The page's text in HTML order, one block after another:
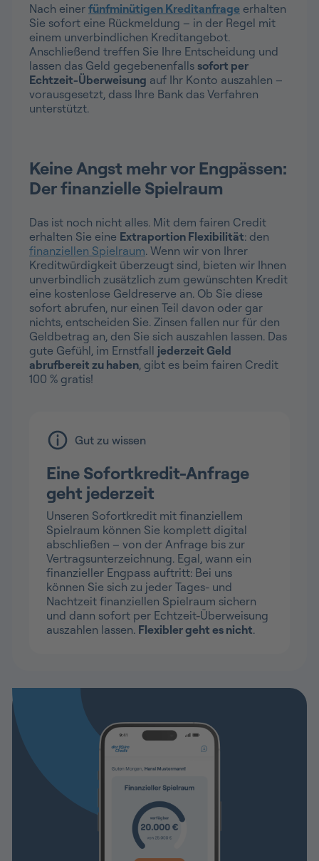
Nach einer fünfminütigen Kreditanfrage erhalten
Sie sofort eine Rückmeldung – in der Regel mit
einem unverbindlichen Kreditangebot.
Anschließend treffen Sie Ihre Entscheidung und
lassen das Geld gegebenenfalls sofort per
Echtzeit-Überweisung auf Ihr Konto auszahlen –
vorausgesetzt, dass Ihre Bank das Verfahren
unterstützt.
Keine Angst mehr vor Engpässen:
Der finanzielle Spielraum
Das ist noch nicht alles. Mit dem fairen Credit
erhalten Sie eine Extraportion Flexibilität: den
finanziellen Spielraum. Wenn wir von Ihrer
Kreditwürdigkeit überzeugt sind, bieten wir Ihnen
unverbindlich zusätzlich zum gewünschten Kredit
eine kostenlose Geldreserve an. Ob Sie diese
sofort abrufen, nur einen Teil davon oder gar
nichts, entscheiden Sie. Zinsen fallen nur für den
Geldbetrag an, den Sie sich auszahlen lassen. Das
gute Gefühl, im Ernstfall jederzeit Geld
abrufbereit zu haben, gibt es beim fairen Credit
100 % gratis!
Gut zu wissen
Eine Sofortkredit-Anfrage
geht jederzeit
Unseren Sofortkredit mit finanziellem
Spielraum können Sie komplett digital
abschließen – von der Anfrage bis zur
Vertragsunterzeichnung. Egal, wann ein
finanzieller Engpass auftritt: Bei uns
können Sie sich zu jeder Tages- und
Nachtzeit finanziellen Spielraum sichern
und dann sofort per Echtzeit-Überweisung
auszahlen lassen. Flexibler geht es nicht.